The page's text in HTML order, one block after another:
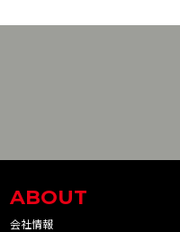
ABOUT
会社情報